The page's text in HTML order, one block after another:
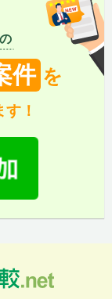
件 を
す！